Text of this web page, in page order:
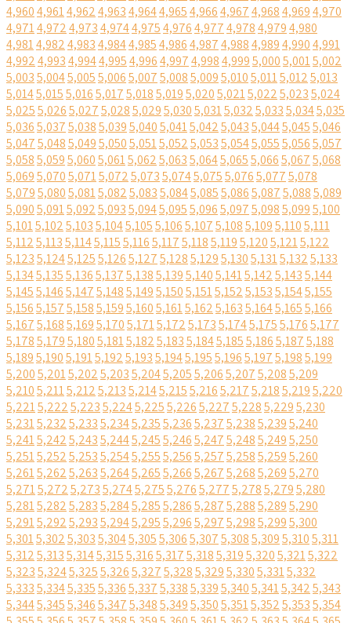
4,9604,9614,9624,9634,9644,9654,9664,9674,9684,9694,970
4,9714,9724,9734,9744,9754,9764,9774,9784,9794,980
4,9814,9824,9834,9844,9854,9864,9874,9884,9894,9904,991
4,9924,9934,9944,9954,9964,9974,9984,9995,0005,0015,002
5,0035,0045,0055,0065,0075,0085,0095,0105,0115,0125,013
5,0145,0155,0165,0175,0185,0195,0205,0215,0225,0235,024
5,0255,0265,0275,0285,0295,0305,0315,0325,0335,0345,035
5,0365,0375,0385,0395,0405,0415,0425,0435,0445,0455,046
5,0475,0485,0495,0505,0515,0525,0535,0545,0555,0565,057
5,0585,0595,0605,0615,0625,0635,0645,0655,0665,0675,068
5,0695,0705,0715,0725,0735,0745,0755,0765,0775,078
5,0795,0805,0815,0825,0835,0845,0855,0865,0875,0885,089
5,0905,0915,0925,0935,0945,0955,0965,0975,0985,0995,100
5,1015,1025,1035,1045,1055,1065,1075,1085,1095,1105,111
5,1125,1135,1145,1155,1165,1175,1185,1195,1205,1215,122
5,1235,1245,1255,1265,1275,1285,1295,1305,1315,1325,133
5,1345,1355,1365,1375,1385,1395,1405,1415,1425,1435,144
5,1455,1465,1475,1485,1495,1505,1515,1525,1535,1545,155
5,1565,1575,1585,1595,1605,1615,1625,1635,1645,1655,166
5,1675,1685,1695,1705,1715,1725,1735,1745,1755,1765,177
5,1785,1795,1805,1815,1825,1835,1845,1855,1865,1875,188
5,1895,1905,1915,1925,1935,1945,1955,1965,1975,1985,199
5,2005,2015,2025,2035,2045,2055,2065,2075,2085,209
5,2105,2115,2125,2135,2145,2155,2165,2175,2185,2195,220
5,2215,2225,2235,2245,2255,2265,2275,2285,2295,230
5,2315,2325,2335,2345,2355,2365,2375,2385,2395,240
5,2415,2425,2435,2445,2455,2465,2475,2485,2495,250
5,2515,2525,2535,2545,2555,2565,2575,2585,2595,260
5,2615,2625,2635,2645,2655,2665,2675,2685,2695,270
5,2715,2725,2735,2745,2755,2765,2775,2785,2795,280
5,2815,2825,2835,2845,2855,2865,2875,2885,2895,290
5,2915,2925,2935,2945,2955,2965,2975,2985,2995,300
5,3015,3025,3035,3045,3055,3065,3075,3085,3095,3105,311
5,3125,3135,3145,3155,3165,3175,3185,3195,3205,3215,322
5,3235,3245,3255,3265,3275,3285,3295,3305,3315,332
5,3335,3345,3355,3365,3375,3385,3395,3405,3415,3425,343
5,3445,3455,3465,3475,3485,3495,3505,3515,3525,3535,354